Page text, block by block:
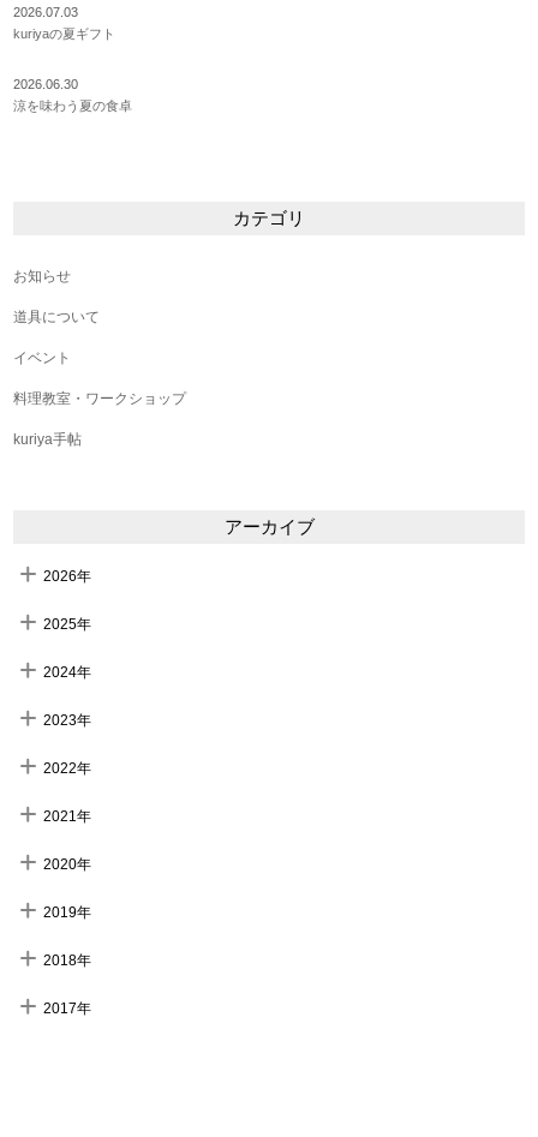
2026.07.03
kuriyaの夏ギフト
2026.06.30
涼を味わう夏の食卓
カテゴリ
お知らせ
道具について
イベント
料理教室・ワークショップ
kuriya手帖
アーカイブ
2026年
2025年
2024年
2023年
2022年
2021年
2020年
2019年
2018年
2017年